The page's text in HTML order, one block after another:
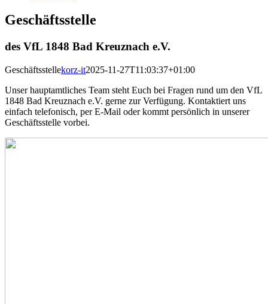
Geschäftsstelle
des VfL 1848 Bad Kreuznach e.V.
Geschäftsstellekorz-it2025-11-27T11:03:37+01:00
Unser hauptamtliches Team steht Euch bei Fragen rund um den VfL
1848 Bad Kreuznach e.V. gerne zur Verfügung. Kontaktiert uns
einfach telefonisch, per E-Mail oder kommt persönlich in unserer
Geschäftsstelle vorbei.